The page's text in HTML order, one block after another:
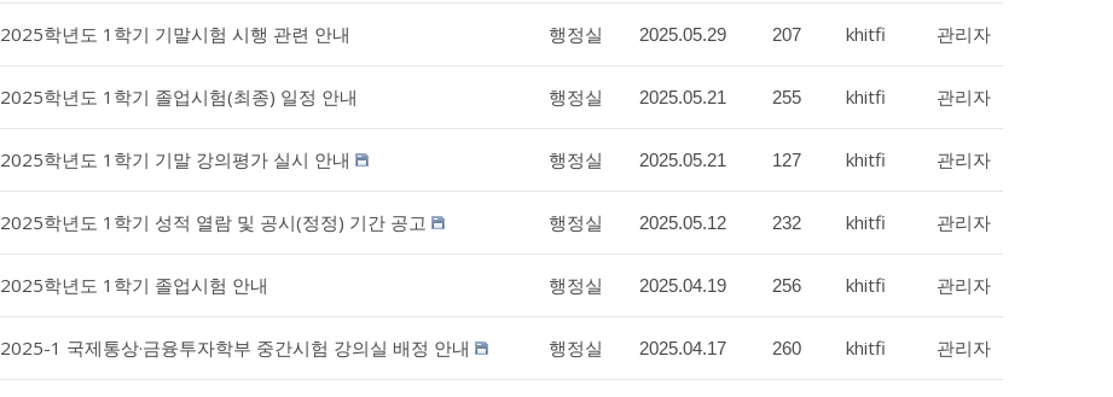
2025학년도 1학기 기말시험 시행 관련 안내 행정실 2025.05.29 207 khitfi 관리자
2025학년도 1학기 졸업시험(최종) 일정 안내 행정실 2025.05.21 255 khitfi 관리자
2025학년도 1학기 기말 강의평가 실시 안내 행정실 2025.05.21 127 khitfi 관리자
2025학년도 1학기 성적 열람 및 공시(정정) 기간 공고 행정실 2025.05.12 232 khitfi 관리자
2025학년도 1학기 졸업시험 안내 행정실 2025.04.19 256 khitfi 관리자
2025-1 국제통상·금융투자학부 중간시험 강의실 배정 안내 행정실 2025.04.17 260 khitfi 관리자